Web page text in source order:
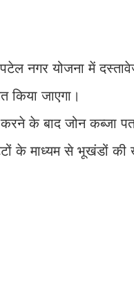
नगर योजना में
किया जाएगा।
करने के बाद जोन कब्जा
के माध्यम से भूखंडों